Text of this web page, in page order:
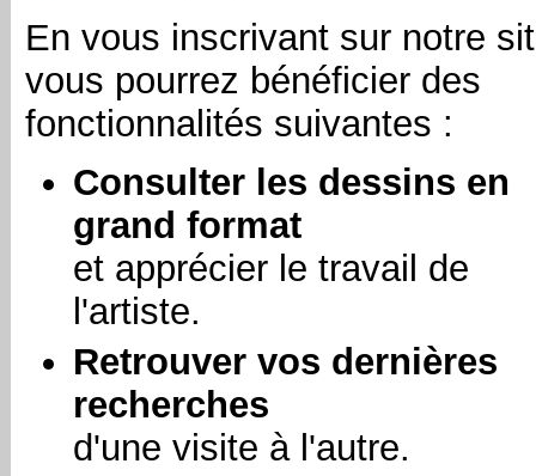
En vous inscrivant sur notre
vous pourrez bénéficier des
fonctionnalités suivantes :
Consulter les dessins en
grand format
et apprécier le travail de
l'artiste.
Retrouver vos dernières
recherches
d'une visite à l'autre.